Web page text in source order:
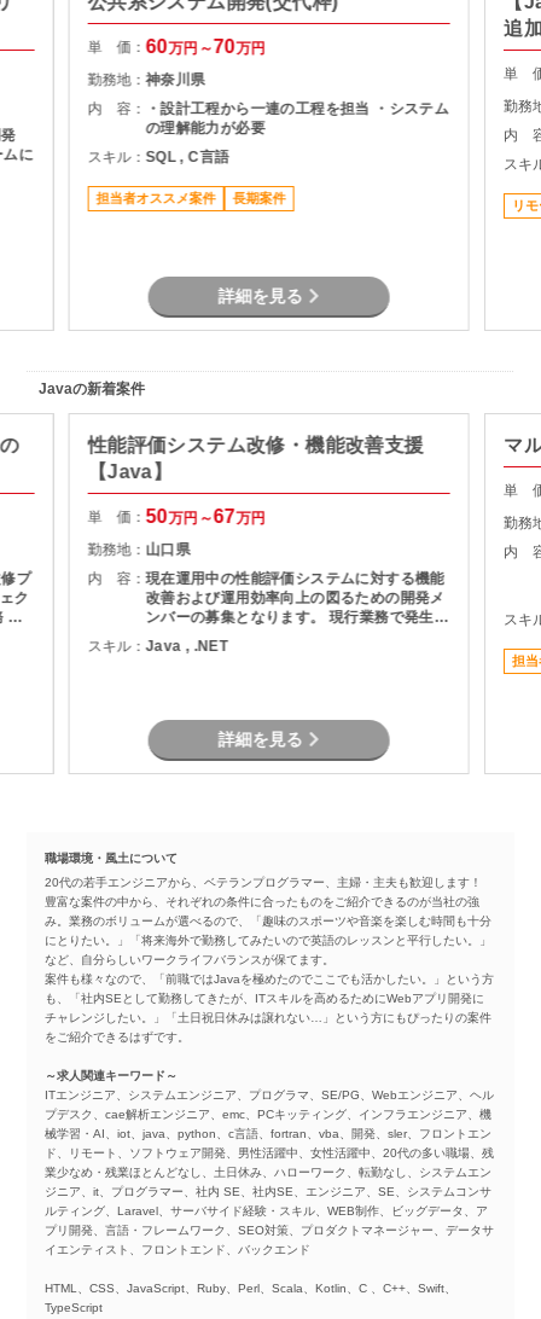
ムに
単 価：60万円～70万円
勤務地：神奈川県
内 容：
・設計工程から一連の工程を担当 ・システム
の理解能力が必要
スキル：SQL , C言語
担当者オススメ案件 長期案件
詳細を見る
追
単
勤務
内
スキ
リ
Javaの新着案件
プ
ク
性能評価システム改修・機能改善支援
【Java】
単 価：50万円～67万円
勤務地： 山口県
内 容：現在運用中の性能評価システムに対する機能
改善および運用効率向上の図るための開発メ
ンバーの募集となります。 現行業務で発生し
ている課題を整理し、機能追加を実現しま
す。
スキル：Java , .NET
詳細を見る
マ
単
勤務
内
スキ
担当
職場環境・風土について
20代の若手エンジニアから、ベテランプログラマー、主婦・主夫も歓迎します！
豊富な案件の中から、それぞれの条件に合ったものをご紹介できるのが当社の強
み。業務のボリュームが選べるので、「趣味のスポーツや音楽を楽しむ時間も十分
にとりたい。」「将来海外で勤務してみたいので英語のレッスンと平行したい。」
など、自分らしいワークライフバランスが保てます。
案件も様々なので、「前職ではJavaを極めたのでここでも活かしたい。」という方
も、「社内SEとして勤務してきたが、ITスキルを高めるためにWebアプリ開発に
チャレンジしたい。」「土日祝日休みは譲れない…」という方にもぴったりの案件
をご紹介できるはずです。
～求人関連キーワード～
ITエンジニア、システムエンジニア、プログラマ、SE/PG、Webエンジニア、ヘル
プデスク、cae解析エンジニア、emc、PCキッティング、インフラエンジニア、機
械学習・AI、iot、java、python、c言語、fortran、vba、開発、sler、フロントエン
ド、リモート、ソフトウェア開発、男性活躍中、女性活躍中、20代の多い職場、残
業少なめ・残業ほとんどなし、土日休み、ハローワーク、転勤なし、システムエン
ジニア、it、プログラマー、社内 SE、社内SE、エンジニア、SE、システムコンサ
ルティング、Laravel、サーバサイド経験・スキル、WEB制作、ビッグデータ、ア
プリ開発、言語・フレームワーク、SEO対策、プロダクトマネージャー、データサ
イエンティスト、フロントエンド、バックエンド
HTML、CSS、JavaScript、Ruby、Perl、Scala、Kotlin、C 、C++、Swift、
TypeScript